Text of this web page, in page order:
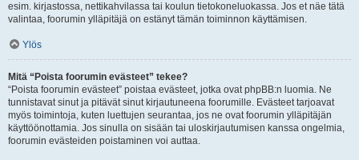
esim. kirjastossa, nettikahvilassa tai koulun tietokoneluokassa. Jos et näe tätä
valintaa, foorumin ylläpitäjä on estänyt tämän toiminnon käyttämisen.
Ylös
Mitä “Poista foorumin evästeet” tekee?
“Poista foorumin evästeet” poistaa evästeet, jotka ovat phpBB:n luomia. Ne
tunnistavat sinut ja pitävät sinut kirjautuneena foorumille. Evästeet tarjoavat
myös toimintoja, kuten luettujen seurantaa, jos ne ovat foorumin ylläpitäjän
käyttöönottamia. Jos sinulla on sisään tai uloskirjautumisen kanssa ongelmia,
foorumin evästeiden poistaminen voi auttaa.